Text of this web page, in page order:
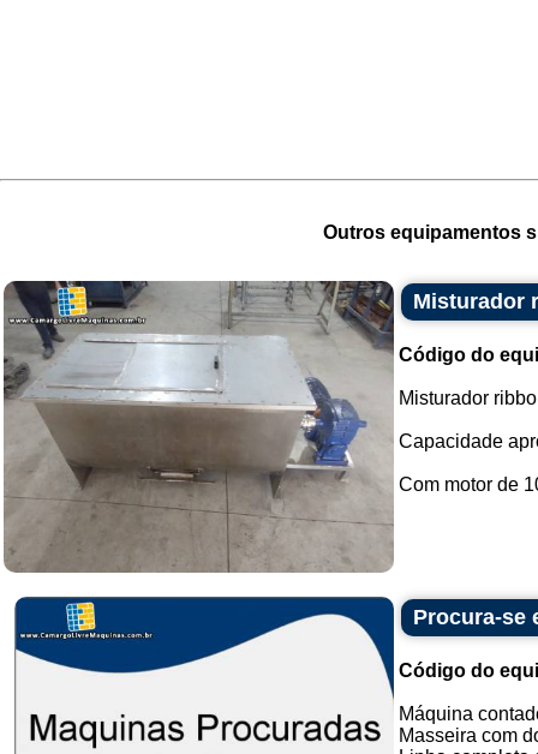
Outros equipamentos
Misturador
Código do
Misturador
Capacidade
Com motor de
Procura-se
Código do
Máquina
Masseira com